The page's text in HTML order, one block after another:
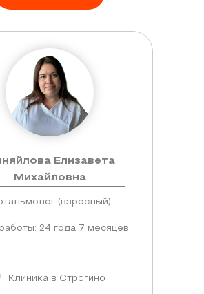
Елизавета
Михайловна
(взрослый)
24 года 7 месяцев
Клиника в Строгино